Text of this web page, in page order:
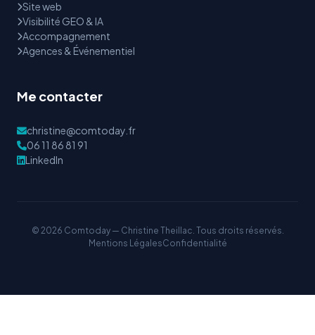
Site web
Visibilité GEO & IA
Accompagnement
Agences & Événementiel
Me contacter
christine@comtoday.fr
06 11 86 81 91
LinkedIn
© 2026 Comtoday — Christine Theillac. Tous droits réservés.
Mentions LégalesConfidentialité